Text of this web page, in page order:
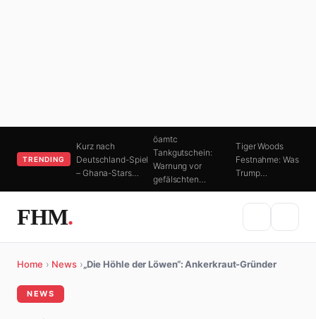
TRENDING
Kurz nach
Deutschland-Spiel
– Ghana-Stars…
öamtc
Tankgutschein:
Warnung vor
gefälschten…
Tiger Woods
Festnahme: Was
Trump…
FHM.
Home › News ›„Die Höhle der Löwen“: Ankerkraut-Gründer
NEWS